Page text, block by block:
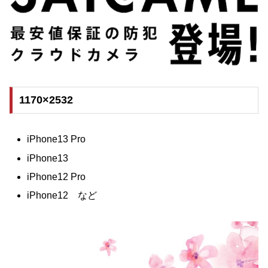
1170×2532
iPhone13 Pro
iPhone13
iPhone12 Pro
iPhone12 など